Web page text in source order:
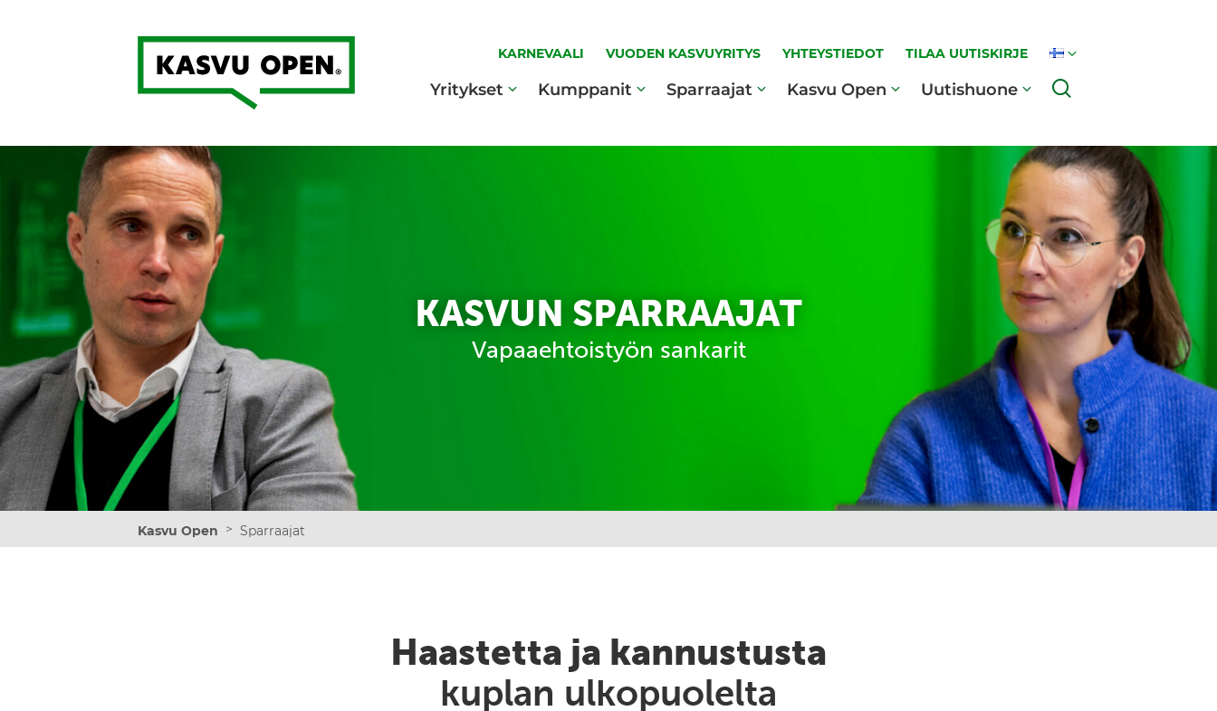
Kasvu Open
KARNEVAALI VUODEN KASVUYRITYS YHTEYSTIEDOT TILAA UUTISKIRJE
Yritykset Kumppanit Sparraajat Kasvu Open Uutishuone
KASVUN SPARRAAJAT
Vapaaehtoistyön sankarit
Kasvu Open > Sparraajat
Haastetta ja kannustusta
kuplan ulkopuolelta